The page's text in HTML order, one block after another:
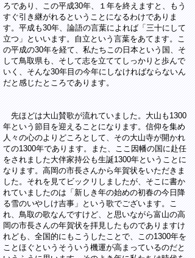
ろであり、この平成30年、１年を終えますと、もう
すぐ引き継がれるということになるわけでありま
す。平成も30年、論語の言葉によれば「三十にして
立つ」といいます。自立という言葉をあてます。こ
の平成の30年を経て、私たちこの日本という国、そ
して鳥取県も、そして志を立ててしっかりと歩んで
いく、そんな30年目の今年にしなければならないん
だと感じたところであります。
先ほどは大山賛歌が流れていました。大山も1300
年という節目を迎えることになります。信仰を集め
人々の心のよりどころとして、その大山寺が開かれ
ての1300年であります。また、ここ因幡の国に赴任
をされました大伴家持公も生誕1300年ということに
なります。高岡の市長さんから年賀状をいただきま
した。それを見てビックリしましたが、そこに書か
れていましたのは「新しき年の始めの初春の今日降
る雪のいやしけ吉事」という歌でございます。こ
れ、鳥取の歌なんですけど、と思いながら富山の高
岡の市長さんの年賀状を拝見したものでありますけ
れども、全国的にもこうしたことで、この1300年を
ことほぐというそういう機運が高まっているのだと